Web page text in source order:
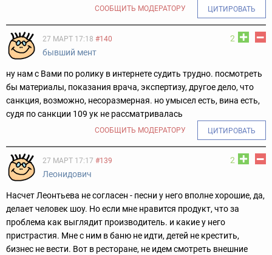
СООБЩИТЬ МОДЕРАТОРУ ЦИТИРОВАТЬ
2
27 МАРТ 17:18 #140
бывший мент
ну нам с Вами по ролику в интернете судить трудно. посмотреть
бы материалы, показания врача, экспертизу, другое дело, что
санкция, возможно, несоразмерная. но умысел есть, вина есть,
судя по санкции 109 ук не рассматривалась
СООБЩИТЬ МОДЕРАТОРУ ЦИТИРОВАТЬ
2
27 МАРТ 17:17 #139
Леонидович
Насчет Леонтьева не согласен - песни у него вполне хорошие, да,
делает человек шоу. Но если мне нравится продукт, что за
проблема как выглядит производитель. и какие у него
пристрастия. Мне с ним в баню не идти, детей не крестить,
бизнес не вести. Вот в ресторане, не идем смотреть внешние